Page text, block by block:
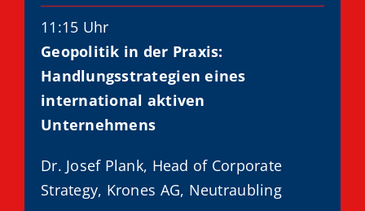
11:15 Uhr
Geopolitik in der Praxis:
Handlungsstrategien eines
international aktiven
Unternehmens
Dr. Josef Plank, Head of Corporate
Strategy, Krones AG, Neutraubling